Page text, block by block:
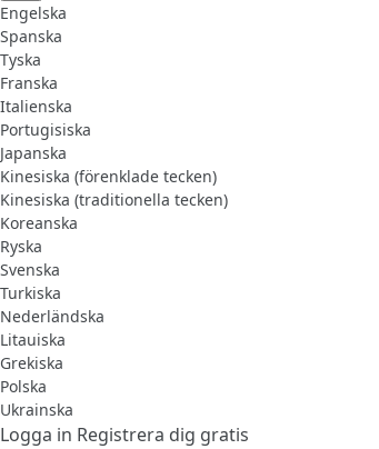
Engelska
Spanska
Tyska
Franska
Italienska
Portugisiska
Japanska
Kinesiska (förenklade tecken)
Kinesiska (traditionella tecken)
Koreanska
Ryska
Svenska
Turkiska
Nederländska
Litauiska
Grekiska
Polska
Ukrainska
Logga in Registrera dig gratis